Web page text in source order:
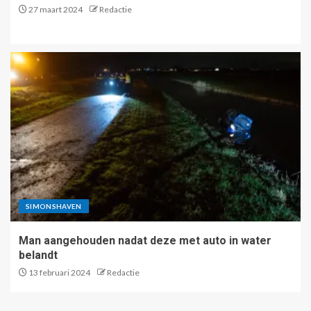
27 maart 2024 Redactie
SIMONSHAVEN
Man aangehouden nadat deze met auto in water
belandt
13 februari 2024 Redactie